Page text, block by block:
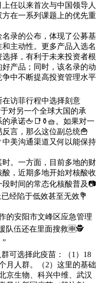
任以来首次与中国领导人
在一系列课题上的优先重
录的公布，体现了公募基
主动性。更多产品入选名
择，有利于未来投资者根
产品；同时，该名录的动
中不断提高投资管理水平
访菲行程中选择刻意
对另一个全球大国的承
承诺🖕📑⚱🧺。如果对一
言，那么这位副总统🍟
美沟通渠道又何以能保持
。一方面，目前多地的财
，近期多地开始对核酸收
时间的常态化核酸普及📷
经陷于低效甚至无效💐
安阳市文峰区应急管理
队伍还在里面搜救🈸🕵
”
可选择此疫苗：（1）18
月人群。（2）这里的基础
京生物、科兴中维、武汉